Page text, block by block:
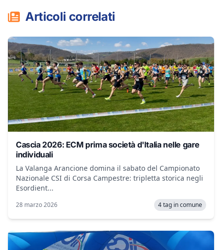
Articoli correlati
Cascia 2026: ECM prima società d'Italia nelle gare
individuali
La Valanga Arancione domina il sabato del Campionato
Nazionale CSI di Corsa Campestre: tripletta storica negli
Esordient...
28 marzo 2026 4 tag in comune